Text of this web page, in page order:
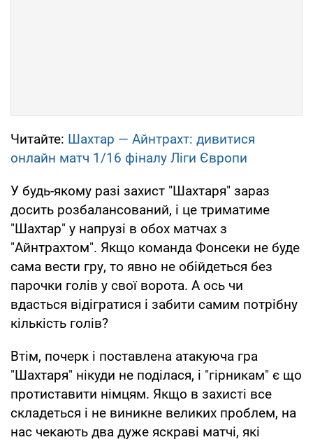
Читайте: Шахтар — Айнтрахт: дивитися
онлайн матч 1/16 фіналу Ліги Європи
У будь-якому разі захист "Шахтаря" зараз
досить розбалансований, і це триматиме
"Шахтар" у напрузі в обох матчах з
"Айнтрахтом". Якщо команда Фонсеки не буде
сама вести гру, то явно не обійдеться без
парочки голів у свої ворота. А ось чи
вдасться відігратися і забити самим потрібну
кількість голів?
Втім, почерк і поставлена атакуюча гра
"Шахтаря" нікуди не поділася, і "гірникам" є що
протиставити німцям. Якщо в захисті все
складеться і не виникне великих проблем, на
нас чекають два дуже яскраві матчі, які